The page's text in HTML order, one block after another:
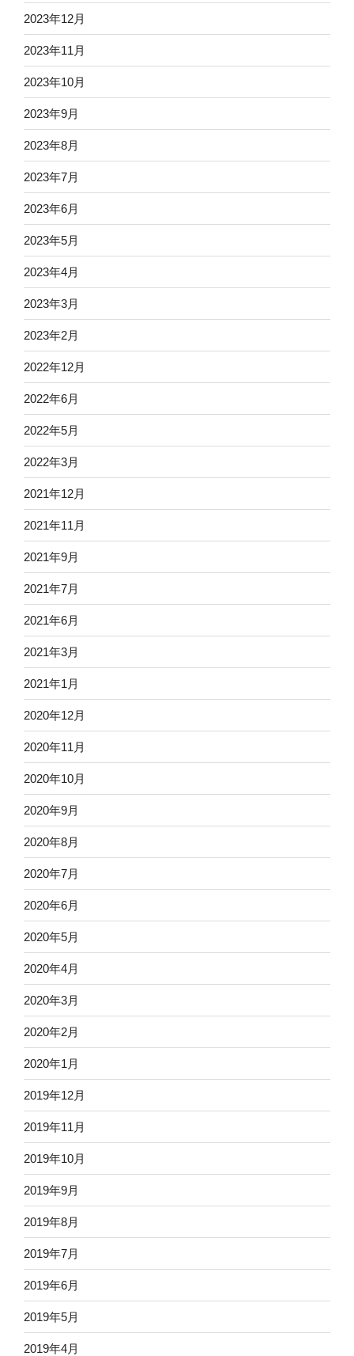
2023年12月
2023年11月
2023年10月
2023年9月
2023年8月
2023年7月
2023年6月
2023年5月
2023年4月
2023年3月
2023年2月
2022年12月
2022年6月
2022年5月
2022年3月
2021年12月
2021年11月
2021年9月
2021年7月
2021年6月
2021年3月
2021年1月
2020年12月
2020年11月
2020年10月
2020年9月
2020年8月
2020年7月
2020年6月
2020年5月
2020年4月
2020年3月
2020年2月
2020年1月
2019年12月
2019年11月
2019年10月
2019年9月
2019年8月
2019年7月
2019年6月
2019年5月
2019年4月